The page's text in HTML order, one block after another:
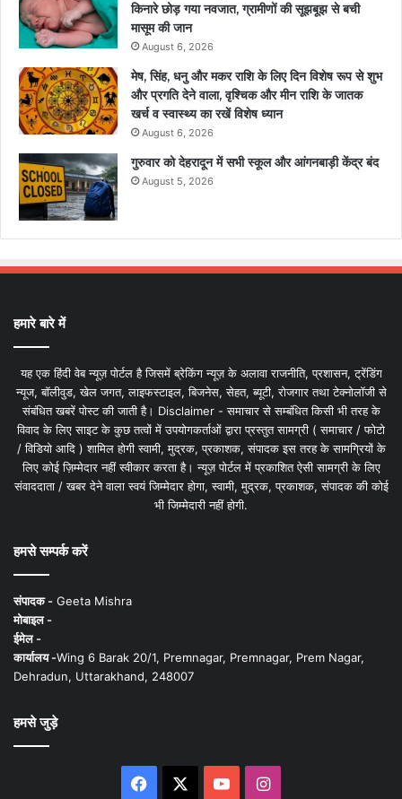
किनारे छोड़ गया नवजात, ग्रामीणों की सूझबूझ से बची
मासूम की जान
August 6, 2026
मेष, सिंह, धनु और मकर राशि के लिए दिन विशेष रूप से शुभ
और प्रगति देने वाला, वृश्चिक और मीन राशि के जातक
खर्च व स्वास्थ्य का रखें विशेष ध्यान
August 6, 2026
गुरुवार को देहरादून में सभी स्कूल और आंगनबाड़ी केंद्र बंद
August 5, 2026
हमारे बारे में
यह एक हिंदी वेब न्यूज़ पोर्टल है जिसमें ब्रेकिंग न्यूज़ के अलावा राजनीति, प्रशासन, ट्रेंडिंग
न्यूज, बॉलीवुड, खेल जगत, लाइफस्टाइल, बिजनेस, सेहत, ब्यूटी, रोजगार तथा टेक्नोलॉजी से
संबंधित खबरें पोस्ट की जाती है। Disclaimer - समाचार से सम्बंधित किसी भी तरह के
विवाद के लिए साइट के कुछ तत्वों में उपयोगकर्ताओं द्वारा प्रस्तुत सामग्री ( समाचार / फोटो
/ विडियो आदि ) शामिल होगी स्वामी, मुद्रक, प्रकाशक, संपादक इस तरह के सामग्रियों के
लिए कोई ज़िम्मेदार नहीं स्वीकार करता है। न्यूज़ पोर्टल में प्रकाशित ऐसी सामग्री के लिए
संवाददाता / खबर देने वाला स्वयं जिम्मेदार होगा, स्वामी, मुद्रक, प्रकाशक, संपादक की कोई
भी जिम्मेदारी नहीं होगी.
हमसे सम्पर्क करें
संपादक - Geeta Mishra
मोबाइल -
ईमेल -
कार्यालय -Wing 6 Barak 20/1, Premnagar, Premnagar, Prem Nagar,
Dehradun, Uttarakhand, 248007
हमसे जुड़े
Facebook YouTubeInstagram